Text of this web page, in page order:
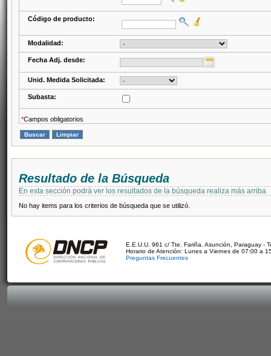
Código de producto:
Modalidad:
Fecha Adj. desde:
Unid. Medida Solicitada:
Subasta:
*Campos obligatorios
Resultado de la Búsqueda
En esta sección podrá ver los resultados de la búsqueda realiza más arriba
No hay items para los criterios de búsqueda que se utilizó.
E.E.U.U. 961 c/ Tte. Fariña. Asunción, Paraguay -
Horario de Atención: Lunes a Viernes de 07:00 a
Preguntas Frecuentes